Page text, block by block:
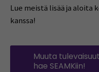
Lue meistä lisää ja aloita
kanssa!
Muuta
hae SEAMKiin!